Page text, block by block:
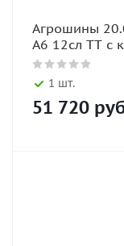
Агрошины
А6 12сл TT с
1 шт.
51 720